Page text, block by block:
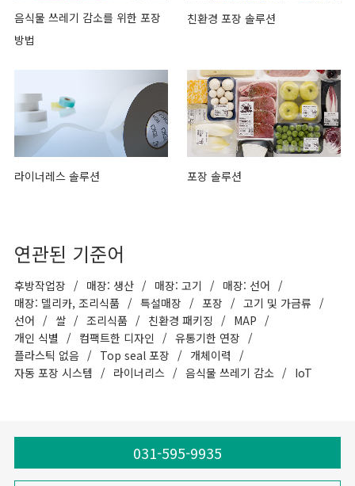
음식물 쓰레기 감소를 위한 포장
방법
친환경 포장 솔루션
라이너레스 솔루션 포장 솔루션
연관된 기준어
후방작업장 매장: 생산 매장: 고기
매장: 선어
매장: 델리카, 조리식품
특설매장 포장
고기 및 가금류
선어
쌀 조리식품 친환경 패키징
MAP
개인 식별
컴팩트한 디자인
유통기한 연장
플라스틱 없음
Top seal 포장
개체이력
자동 포장 시스템
라이너리스 음식물 쓰레기 감소 IoT
031-595-9935